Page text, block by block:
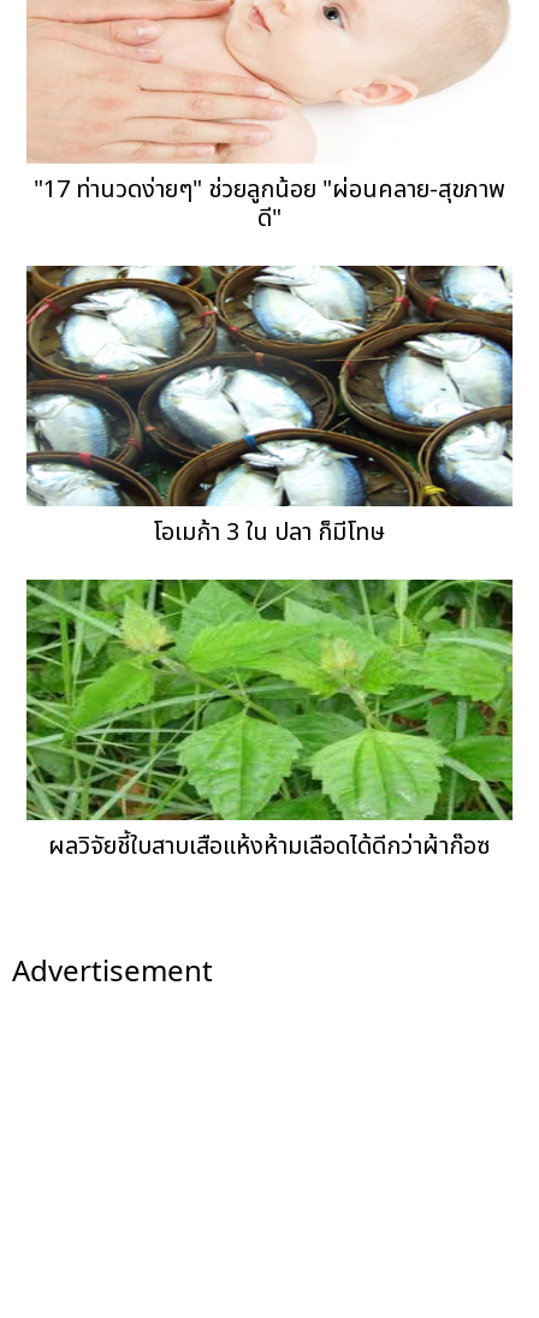
"17 ท่านวดง่ายๆ" ช่วยลูกน้อย "ผ่อนคลาย-สุขภาพ
ดี"
โอเมก้า 3 ใน ปลา ก็มีโทษ
ผลวิจัยชี้ใบสาบเสือแห้งห้ามเลือดได้ดีกว่าผ้าก๊อซ
Advertisement